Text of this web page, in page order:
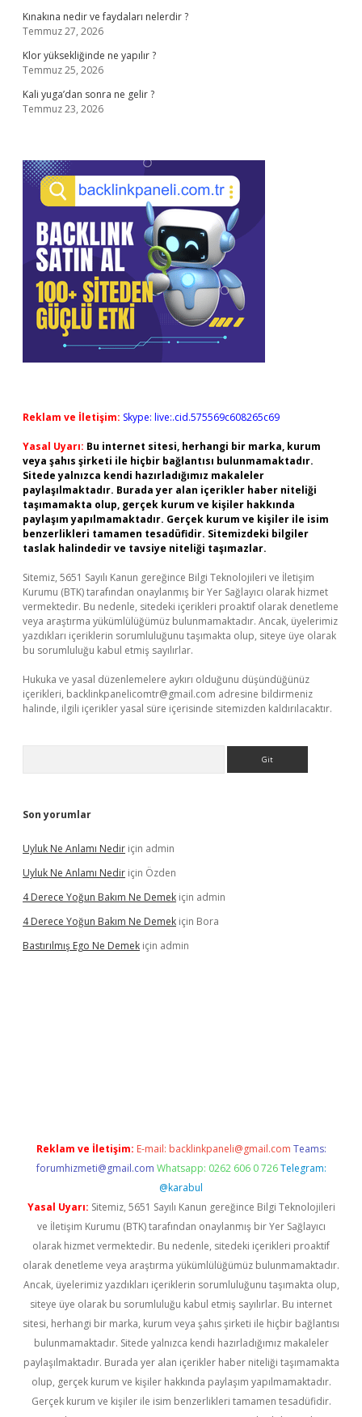
Kınakına nedir ve faydaları nelerdir ?
Temmuz 27, 2026
Klor yüksekliğinde ne yapılır ?
Temmuz 25, 2026
Kali yuga’dan sonra ne gelir ?
Temmuz 23, 2026
Reklam ve İletişim: Skype: live:.cid.575569c608265c69
Yasal Uyarı: Bu internet sitesi, herhangi bir marka, kurum
veya şahıs şirketi ile hiçbir bağlantısı bulunmamaktadır.
Sitede yalnızca kendi hazırladığımız makaleler
paylaşılmaktadır. Burada yer alan içerikler haber niteliği
taşımamakta olup, gerçek kurum ve kişiler hakkında
paylaşım yapılmamaktadır. Gerçek kurum ve kişiler ile isim
benzerlikleri tamamen tesadüfidir. Sitemizdeki bilgiler
taslak halindedir ve tavsiye niteliği taşımazlar.
Sitemiz, 5651 Sayılı Kanun gereğince Bilgi Teknolojileri ve İletişim
Kurumu (BTK) tarafından onaylanmış bir Yer Sağlayıcı olarak hizmet
vermektedir. Bu nedenle, sitedeki içerikleri proaktif olarak denetleme
veya araştırma yükümlülüğümüz bulunmamaktadır. Ancak, üyelerimiz
yazdıkları içeriklerin sorumluluğunu taşımakta olup, siteye üye olarak
bu sorumluluğu kabul etmiş sayılırlar.
Hukuka ve yasal düzenlemelere aykırı olduğunu düşündüğünüz
içerikleri, backlinkpanelicomtr@gmail.com adresine bildirmeniz
halinde, ilgili içerikler yasal süre içerisinde sitemizden kaldırılacaktır.
Son yorumlar
Uyluk Ne Anlamı Nedir için admin
Uyluk Ne Anlamı Nedir için Özden
4 Derece Yoğun Bakım Ne Demek için admin
4 Derece Yoğun Bakım Ne Demek için Bora
Bastırılmış Ego Ne Demek için admin
Reklam ve İletişim: E-mail: backlinkpaneli@gmail.com Teams:
forumhizmeti@gmail.com Whatsapp: 0262 606 0 726 Telegram:
@karabul
Yasal Uyarı: Sitemiz, 5651 Sayılı Kanun gereğince Bilgi Teknolojileri
ve İletişim Kurumu (BTK) tarafından onaylanmış bir Yer Sağlayıcı
olarak hizmet vermektedir. Bu nedenle, sitedeki içerikleri proaktif
olarak denetleme veya araştırma yükümlülüğümüz bulunmamaktadır.
Ancak, üyelerimiz yazdıkları içeriklerin sorumluluğunu taşımakta olup,
siteye üye olarak bu sorumluluğu kabul etmiş sayılırlar. Bu internet
sitesi, herhangi bir marka, kurum veya şahıs şirketi ile hiçbir bağlantısı
bulunmamaktadır. Sitede yalnızca kendi hazırladığımız makaleler
paylaşılmaktadır. Burada yer alan içerikler haber niteliği taşımamakta
olup, gerçek kurum ve kişiler hakkında paylaşım yapılmamaktadır.
Gerçek kurum ve kişiler ile isim benzerlikleri tamamen tesadüfidir.